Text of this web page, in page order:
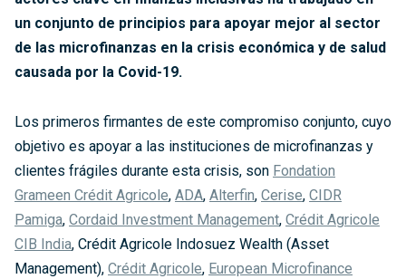
un conjunto de principios para apoyar mejor al sector
de las microfinanzas en la crisis económica y de salud
causada por la Covid-19.
Los primeros firmantes de este compromiso conjunto, cuyo
objetivo es apoyar a las instituciones de microfinanzas y
clientes frágiles durante esta crisis, son Fondation
Grameen Crédit Agricole, ADA, Alterfin, Cerise, CIDR
Pamiga, Cordaid Investment Management, Crédit Agricole
CIB India, Crédit Agricole Indosuez Wealth (Asset
Management), Crédit Agricole, European Microfinance